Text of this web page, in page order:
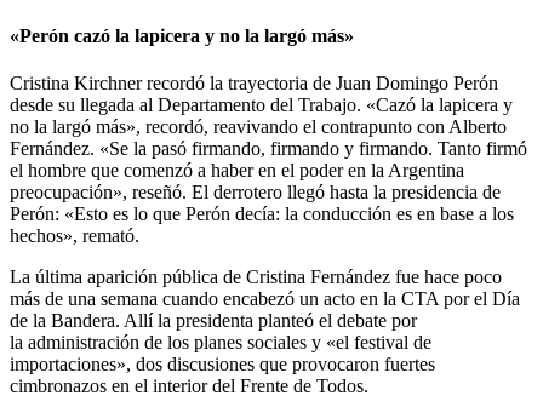
«Perón cazó la lapicera y no la largó más»
Cristina Kirchner recordó la trayectoria de Juan Domingo Perón
desde su llegada al Departamento del Trabajo. «Cazó la lapicera y
no la largó más», recordó, reavivando el contrapunto con Alberto
Fernández. «Se la pasó firmando, firmando y firmando. Tanto firmó
el hombre que comenzó a haber en el poder en la Argentina
preocupación», reseñó. El derrotero llegó hasta la presidencia de
Perón: «Esto es lo que Perón decía: la conducción es en base a los
hechos», remató.
La última aparición pública de Cristina Fernández fue hace poco
más de una semana cuando encabezó un acto en la CTA por el Día
de la Bandera. Allí la presidenta planteó el debate por
la administración de los planes sociales y «el festival de
importaciones», dos discusiones que provocaron fuertes
cimbronazos en el interior del Frente de Todos.